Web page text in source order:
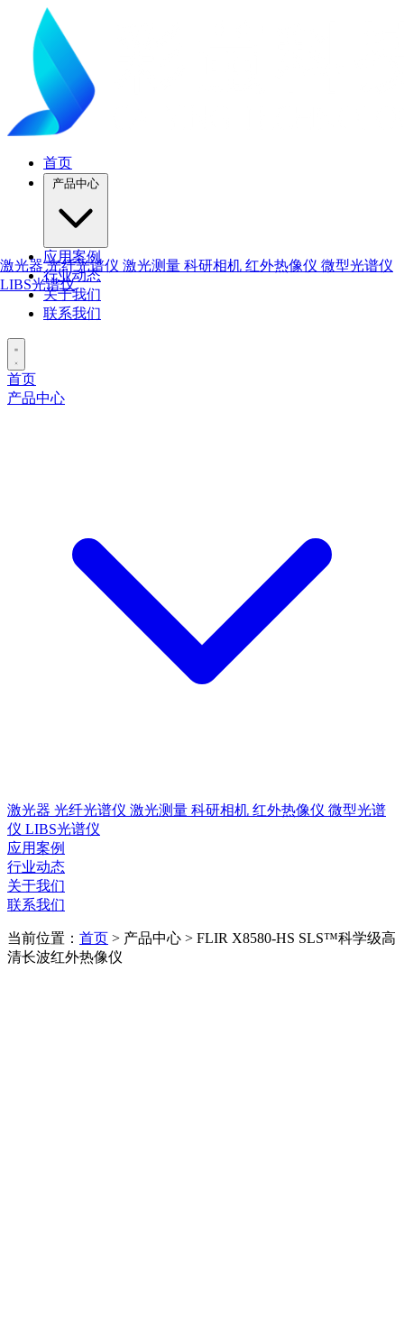
首页
产品中心
激光器光纤光谱仪 激光测量 科研相机 红外热像仪 微型光谱仪
LIBS光谱仪
应用案例
行业动态
关于我们
联系我们
首页
产品中心
激光器 光纤光谱仪 激光测量 科研相机 红外热像仪 微型光谱
仪 LIBS光谱仪
应用案例
行业动态
关于我们
联系我们
当前位置： 首页 > 产品中心 > FLIR X8580-HS SLS™科学级高
清长波红外热像仪